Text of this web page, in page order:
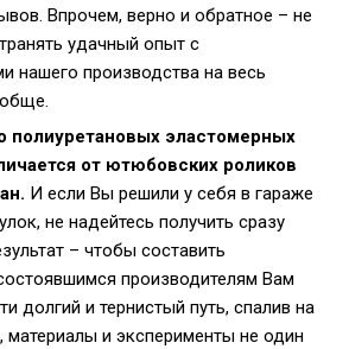
Впрочем, верно и обратное – не
удачный опыт с
нашего производства на весь
полиуретановых эластомерных
от ютюбовских роликов
И если Вы решили у себя в гараже
не надейтесь получить сразу
– чтобы составить
производителям Вам
долгий и тернистый путь, спалив на
материалы и эксперименты не один